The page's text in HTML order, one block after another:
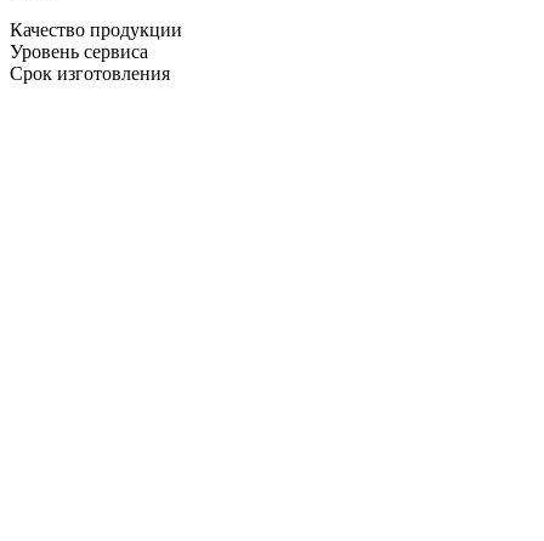
Качество продукции
Уровень сервиса
Срок изготовления